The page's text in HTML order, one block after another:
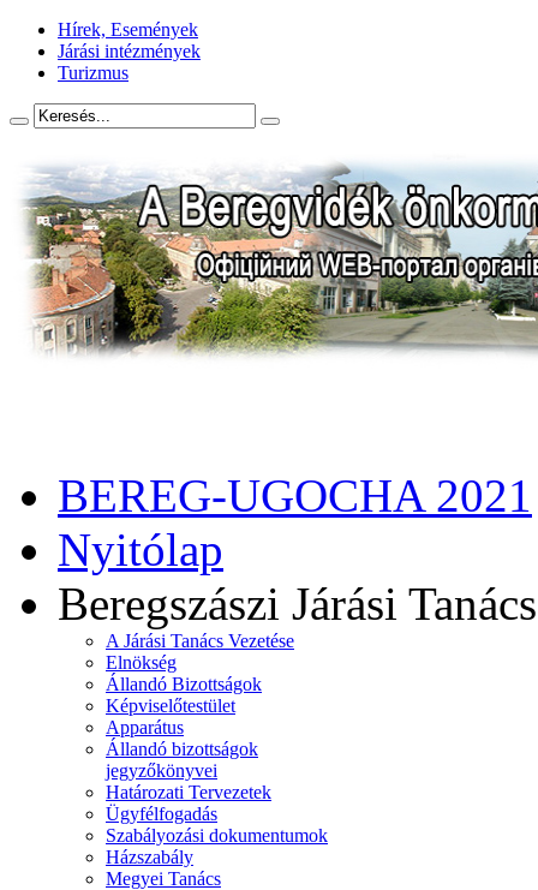
Hírek, Események
Járási intézmények
Turizmus
BEREG-UGOCHA 2021
Nyitólap
Beregszászi Járási Tanács
A Járási Tanács Vezetése
Elnökség
Állandó Bizottságok
Képviselőtestület
Apparátus
Állandó bizottságok
jegyzőkönyvei
Határozati Tervezetek
Ügyfélfogadás
Szabályozási dokumentumok
Házszabály
Megyei Tanács